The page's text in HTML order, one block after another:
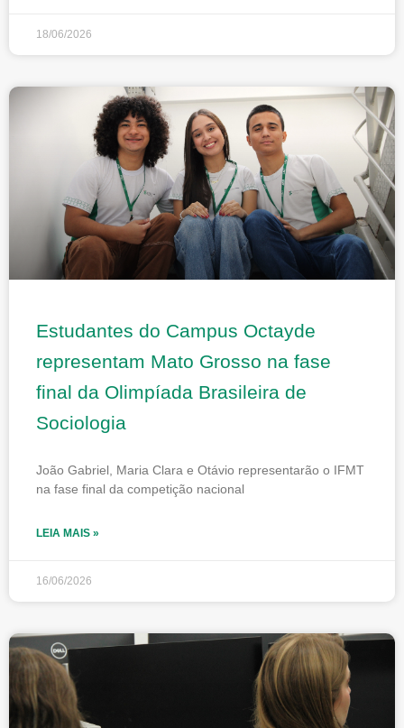
18/06/2026
Estudantes do Campus Octayde
representam Mato Grosso na fase
final da Olimpíada Brasileira de
Sociologia
João Gabriel, Maria Clara e Otávio representarão o IFMT
na fase final da competição nacional
LEIA MAIS »
16/06/2026